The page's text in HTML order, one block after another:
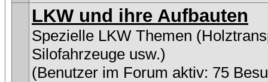
LKW und ihre Aufbauten
Spezielle LKW Themen
Silofahrzeuge usw.)
(Benutzer im Forum aktiv: 75